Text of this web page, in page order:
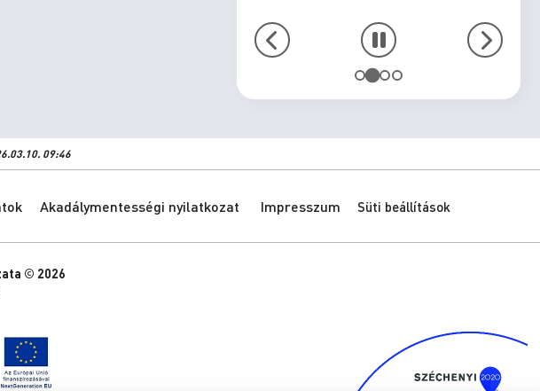
09:46
Akadálymentességi nyilatkozat Impresszum Süti beállítások
© 2026